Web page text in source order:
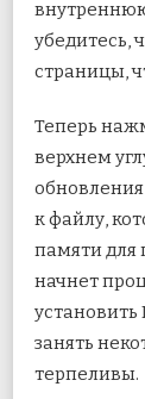
убедитесь,
страницы,
Теперь
верхнем
к файлу,
памяти для
начнет
занять
терпеливы.